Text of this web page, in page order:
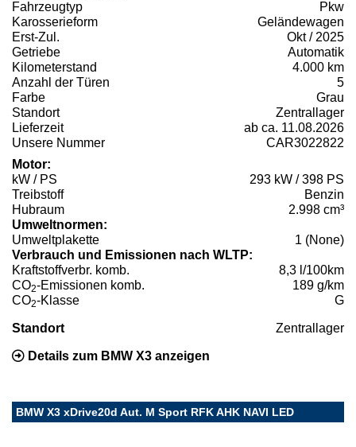
Fahrzeugtyp
Pkw
Karosserieform
Geländewagen
Erst-Zul.
Okt / 2025
Getriebe
Automatik
Kilometerstand
4.000 km
Anzahl der Türen
5
Farbe
Grau
Standort
Zentrallager
Lieferzeit
ab ca. 11.08.2026
Unsere Nummer
CAR3022822
Motor:
kW / PS
293 kW / 398 PS
Treibstoff
Benzin
Hubraum
2.998 cm³
Umweltnormen:
Umweltplakette
1 (None)
Verbrauch und Emissionen nach WLTP:
Kraftstoffverbr. komb.
8,3 l/100km
CO2-Emissionen komb.
189 g/km
CO2-Klasse G
Standort Zentrallager
Details zum BMW X3 anzeigen
BMW X3 xDrive20d Aut. M Sport RFK AHK NAVI LED